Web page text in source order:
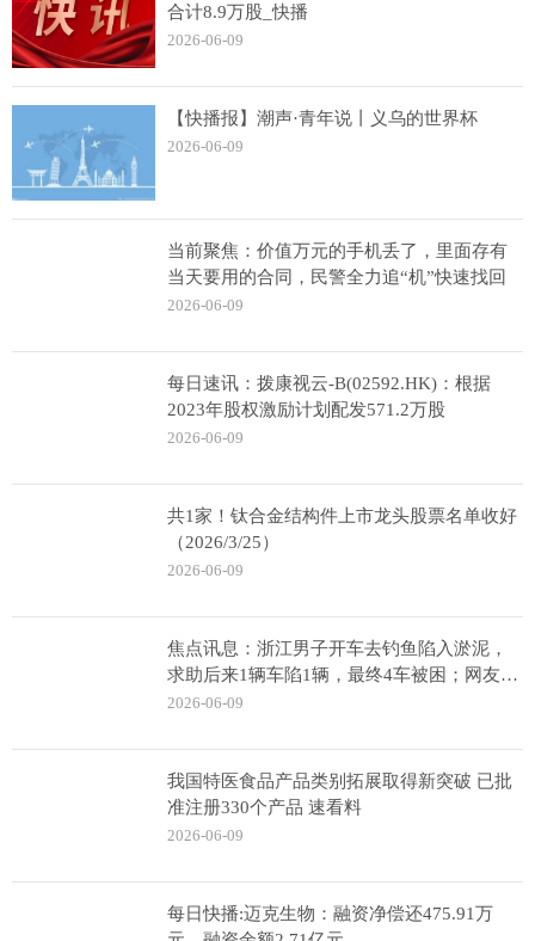
合计8.9万股_快播
2026-06-09
【快播报】潮声·青年说丨义乌的世界杯
2026-06-09
当前聚焦：价值万元的手机丢了，里面存有
当天要用的合同，民警全力追“机”快速找回
2026-06-09
每日速讯：拨康视云-B(02592.HK)：根据
2023年股权激励计划配发571.2万股
2026-06-09
共1家！钛合金结构件上市龙头股票名单收好
（2026/3/25）
2026-06-09
焦点讯息：浙江男子开车去钓鱼陷入淤泥，
求助后来1辆车陷1辆，最终4车被困；网友：
现实版葫芦娃救爷爷
2026-06-09
我国特医食品产品类别拓展取得新突破 已批
准注册330个产品 速看料
2026-06-09
每日快播:迈克生物：融资净偿还475.91万